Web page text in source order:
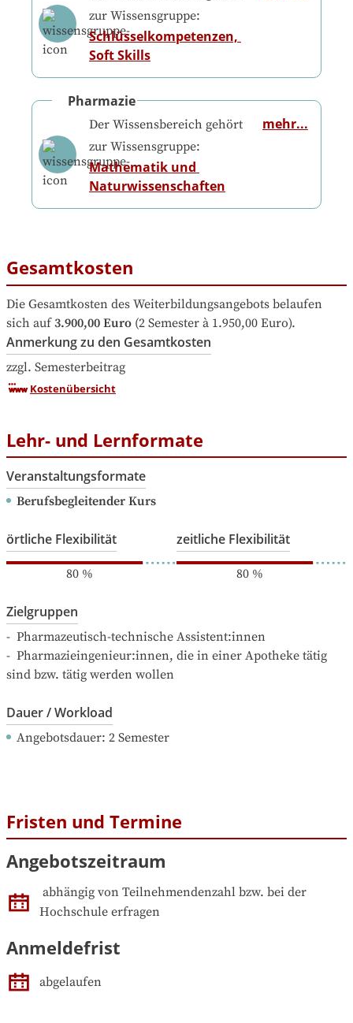
zur Wissensgruppe:
Schlüsselkompetenzen,
Soft Skills
Pharmazie
Der Wissensbereich gehört
zur Wissensgruppe:
Mathematik und
Naturwissenschaften
mehr...
Gesamtkosten
Die Gesamtkosten des Weiterbildungsangebots belaufen
sich auf 3.900,00 Euro (2 Semester à 1.950,00 Euro).
Anmerkung zu den Gesamtkosten
zzgl. Semesterbeitrag
Kostenübersicht
Lehr- und Lernformate
Veranstaltungsformate
Berufsbegleitender Kurs
örtliche Flexibilität
80%
zeitliche Flexibilität
80%
Zielgruppen
-  Pharmazeutisch-technische Assistent:innen
-  Pharmazieingenieur:innen, die in einer Apotheke tätig
sind bzw. tätig werden wollen
Dauer / Workload
Angebotsdauer: 2 Semester
Fristen und Termine
Angebotszeitraum
abhängig von Teilnehmendenzahl bzw. bei der
Hochschule erfragen
Anmeldefrist
abgelaufen